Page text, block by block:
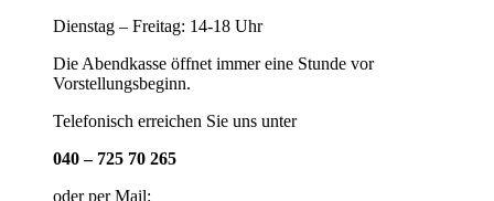
Dienstag – Freitag: 14-18 Uhr
Die Abendkasse öffnet immer eine Stunde vor
Vorstellungsbeginn.
Telefonisch erreichen Sie uns unter
040 – 725 70 265
oder per Mail: